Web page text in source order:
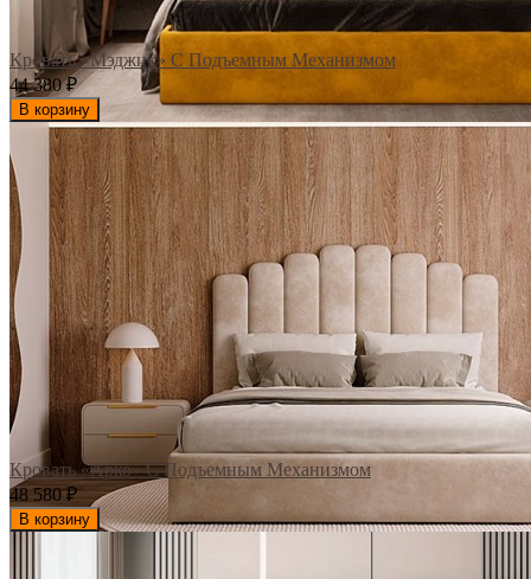
Кровать «Мэджик» С Подъемным Механизмом
44 380₽
В корзину
Кровать «Арко» С Подъемным Механизмом
48 580₽
В корзину